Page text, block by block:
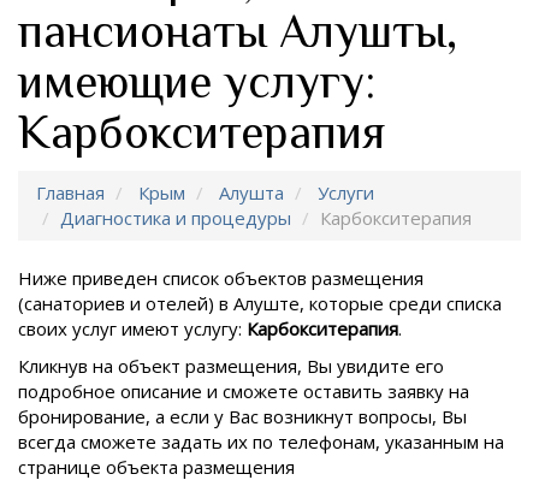
пансионаты Алушты,
имеющие услугу:
Карбокситерапия
Главная Крым Алушта
Услуги
Диагностика и процедуры
Карбокситерапия
Ниже приведен список объектов размещения
(санаториев и отелей) в Алуште, которые среди списка
своих услуг имеют услугу: Карбокситерапия.
Кликнув на объект размещения, Вы увидите его
подробное описание и сможете оставить заявку на
бронирование, а если у Вас возникнут вопросы, Вы
всегда сможете задать их по телефонам, указанным на
странице объекта размещения